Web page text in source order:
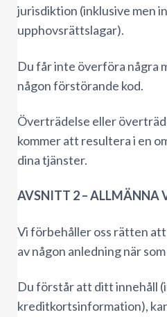
jurisdiktion (inklusive men
upphovsrättslagar).
Du får inte överföra några
någon förstörande kod.
Överträdelse eller
kommer att resultera i en
dina tjänster.
AVSNITT 2 – ALLMÄNNA
Vi förbehåller oss rätten
av någon anledning när
Du förstår att ditt innehåll
kreditkortsinformation),